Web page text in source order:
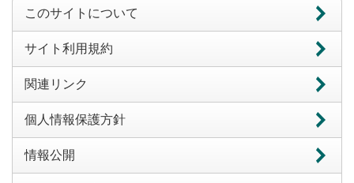
このサイトについて
サイト利用規約
関連リンク
個人情報保護方針
情報公開